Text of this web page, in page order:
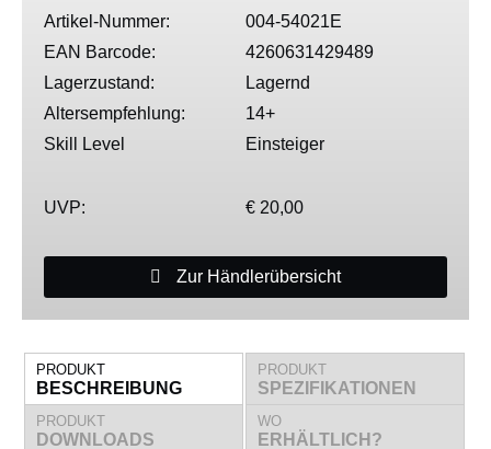
Artikel-Nummer:
004-54021E
EAN Barcode:
4260631429489
Lagerzustand:
Lagernd
Altersempfehlung:
14+
Skill Level
Einsteiger
UVP: € 20,00
Zur Händlerübersicht
PRODUKT
BESCHREIBUNG
PRODUKT
SPEZIFIKATIONEN
PRODUKT
DOWNLOADS
WO
ERHÄLTLICH?